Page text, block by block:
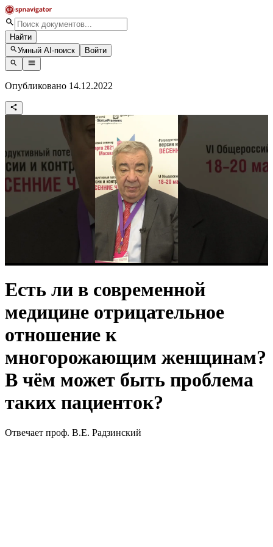
Найти
Умный AI-поиск
Войти
Опубликовано 14.12.2022
Есть ли в современной
медицине отрицательное
отношение к
многорожающим женщинам?
В чём может быть проблема
таких пациенток?
Отвечает проф. В.Е. Радзинский